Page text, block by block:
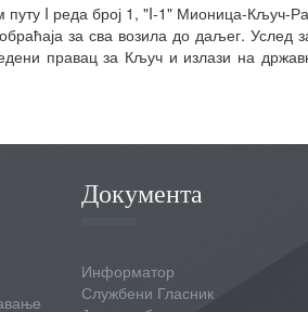
I реда број 1, "I-1" Мионица-Кључ-
за сва возила до даљег. Услед
правац за Кључ и излази на
Документа
Информатор
Службени Гласник